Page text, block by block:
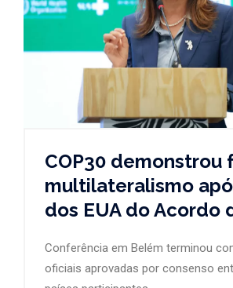
COP30 demonstrou
multilateralismo
dos EUA do Acordo
Conferência em Belém terminou
oficiais aprovadas por consenso